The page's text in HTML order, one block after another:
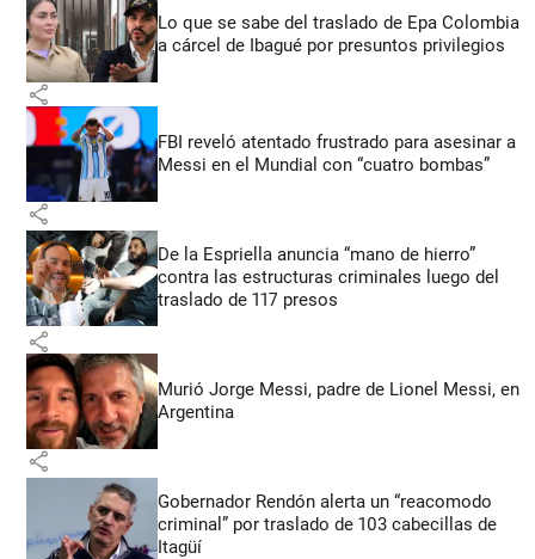
Lo que se sabe del traslado de Epa Colombia
a cárcel de Ibagué por presuntos privilegios
share
FBI reveló atentado frustrado para asesinar a
Messi en el Mundial con “cuatro bombas”
share
De la Espriella anuncia “mano de hierro”
contra las estructuras criminales luego del
traslado de 117 presos
share
Murió Jorge Messi, padre de Lionel Messi, en
Argentina
share
Gobernador Rendón alerta un “reacomodo
criminal” por traslado de 103 cabecillas de
Itagüí